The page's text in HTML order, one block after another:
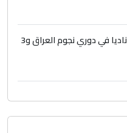
لجنة التراخيص : 17 ناديا في دوري نجوم العراق و3